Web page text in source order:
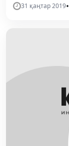
31 қаңтар 2019•